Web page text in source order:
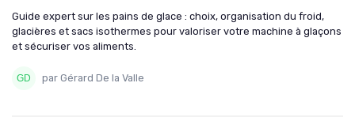
Guide expert sur les pains de glace : choix, organisation du froid,
glacières et sacs isothermes pour valoriser votre machine à glaçons
et sécuriser vos aliments.
par Gérard De la Valle